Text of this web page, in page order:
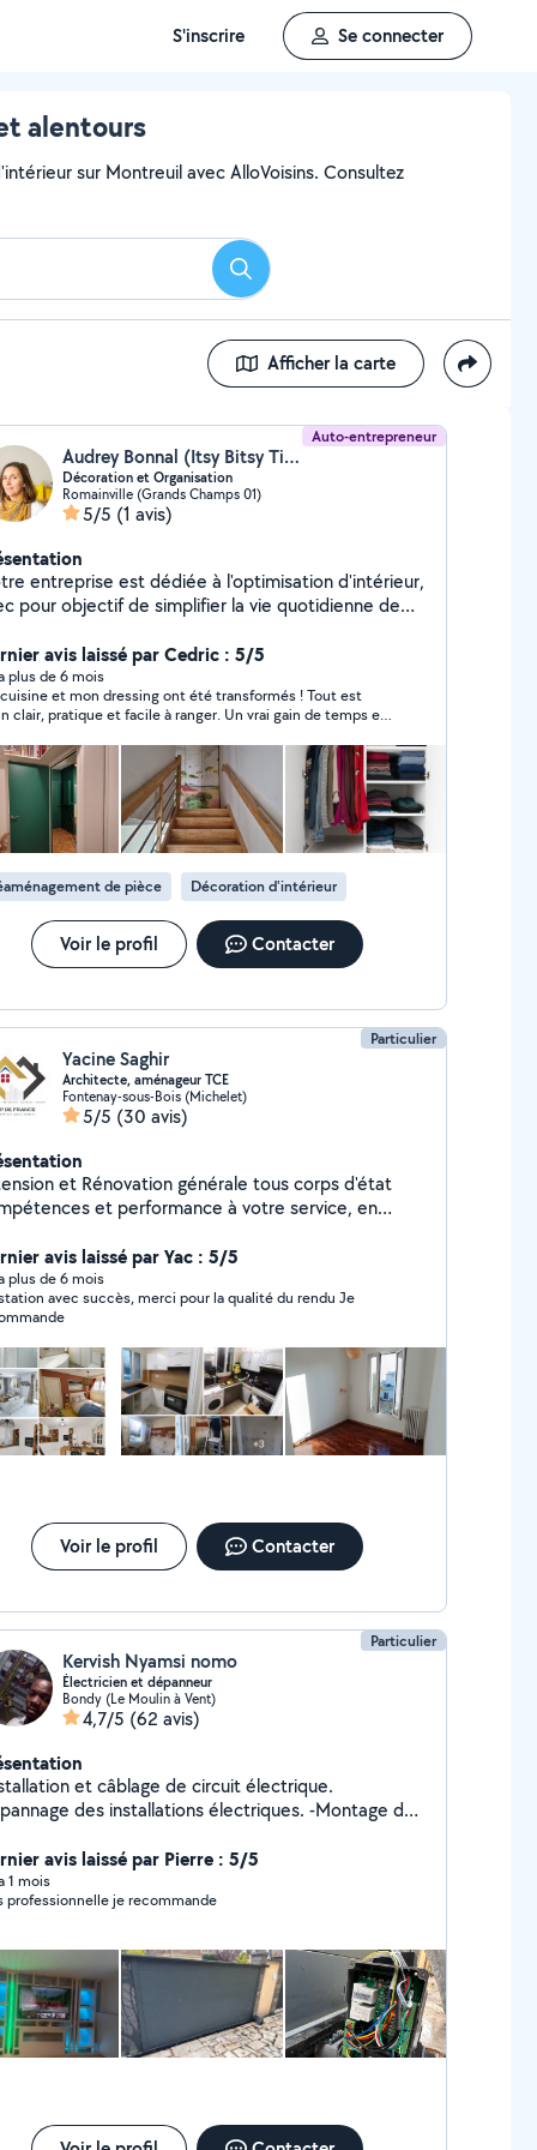
S'inscrire Se connecter
alentours
sur Montreuil avec AlloVoisins. Consultez
Rechercher
Afficher la carte
Auto-entrepreneur
Audrey Bonnal (Itsy Bitsy Tidy)
Décoration et Organisation
Romainville (Grands Champs 01)
5/5 (1 avis)
entreprise est dédiée à l'optimisation d'intérieur,
pour objectif de simplifier la vie quotidienne de
Nous croyons que chaque intérieur a le
d'être fonctionnel et esthétique. En
l'agencement, en optimisant l'espace et en
des solutions innovantes, nous créons des
reflétant la personnalité de nos clients, tout
efficacité et confort accrus.
avis laissé par Cedric : 5/5
plus de 6 mois
et mon dressing ont été transformés ! Tout est
clair, pratique et facile à ranger. Un vrai gain de temps et
de pièce Décoration d'intérieur
Voir le profil Contacter
Particulier
Yacine Saghir
Architecte, aménageur TCE
Fontenay-sous-Bois (Michelet)
5/5 (30 avis)
et Rénovation générale tous corps d'état
et performance à votre service, en
proposition dans l'aménagement Plans 2D - 3D
de vos projets - Démarches
pour travaux (Déclaration auprès des
- Réalisation des travaux extension
rénovation intérieure et extérieure tous corps
d'état jusqu'à livraison.
avis laissé par Yac : 5/5
plus de 6 mois
avec succès, merci pour la qualité du rendu Je
Voir le profil Contacter
Particulier
Kervish Nyamsi nomo
Électricien et dépanneur
Bondy (Le Moulin à Vent)
4,7/5 (62 avis)
et câblage de circuit électrique.
des installations électriques. -Montage des
avis laissé par Pierre : 5/5
1 mois
professionnelle je recommande